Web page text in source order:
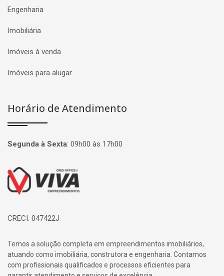
Engenharia
Imobiliária
Imóveis à venda
Imóveis para alugar
Horário de Atendimento
Segunda à Sexta: 09h00 às 17h00
Página inicial
CRECI: 047422J
Temos a solução completa em empreendimentos imobiliários,
atuando como imobiliária, construtora e engenharia. Contamos
com profissionais qualificados e processos eficientes para